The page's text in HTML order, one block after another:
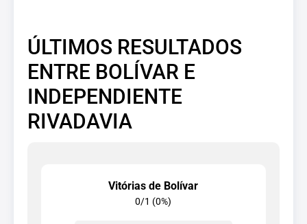
ÚLTIMOS RESULTADOS
ENTRE BOLÍVAR E
INDEPENDIENTE
RIVADAVIA
Vitórias de Bolívar
0/1 (0%)